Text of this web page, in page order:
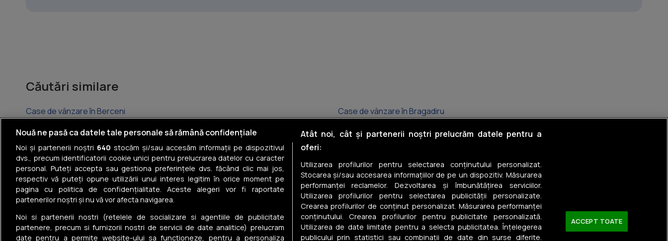
Căutări similare
Case de vânzare în Berceni
Case de vânzare în Bragadiru
Case de vânzare în Popești-Leordeni
Case de vânzare în Voluntari
Case de vânzare în Tunari
Case de vânzare în Corbeanca
Case de vânzare în Domnești
Case de vânzare în Pantelimon
Case de vânzare în Balotești
Case de vânzare în Clinceni
Case de vânzare în Snagov
Nouă ne pasă ca datele tale personale să rămână confidențiale
Noi și partenerii noștri 640 stocăm și/sau accesăm informații pe dispozitivul
dvs., precum identificatorii cookie unici pentru prelucrarea datelor cu caracter
personal. Puteți accepta sau gestiona preferințele dvs. făcând clic mai jos,
respectiv vă puteți opune utilizării unui interes legitim în orice moment pe
pagina cu politica de confidențialitate. Aceste alegeri vor fi raportate
partenerilor noștri și nu vă vor afecta navigarea.
Noi si partenerii nostri (retelele de socializare si agentiile de publicitate
partenere, precum si furnizorii nostri de servicii de date analitice) prelucram
date pentru a permite website-ului sa functioneze, pentru a personaliza
Atât noi, cât și partenerii noștri prelucrăm datele pentru a
oferi:
Utilizarea profilurilor pentru selectarea conținutului personalizat.
Stocarea și/sau accesarea informațiilor de pe un dispozitiv. Măsurarea
performanței reclamelor. Dezvoltarea și îmbunătățirea serviciilor.
Utilizarea profilurilor pentru selectarea publicității personalizate.
Crearea profilurilor de conținut personalizat. Măsurarea performanței
conținutului. Crearea profilurilor pentru publicitate personalizată.
Utilizarea de date limitate pentru a selecta publicitatea. Înțelegerea
publicului prin statistici sau combinații de date din surse diferite.
ACCEPT TOATE